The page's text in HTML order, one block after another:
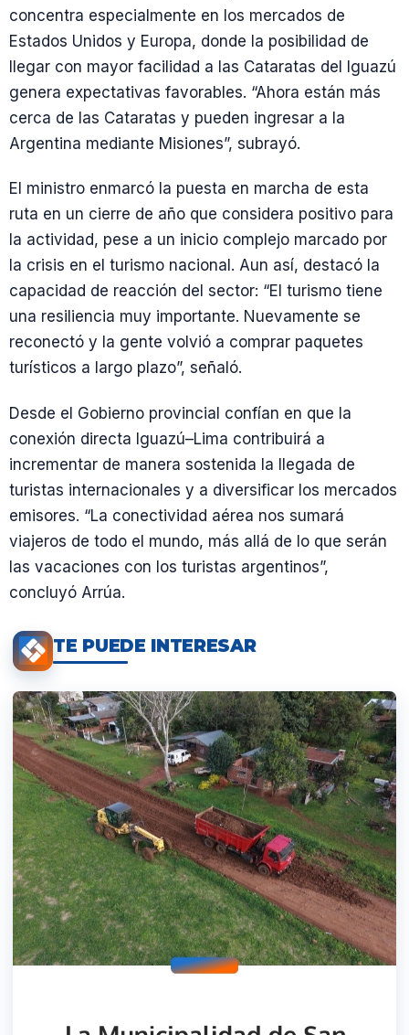
concentra especialmente en los mercados de
Estados Unidos y Europa, donde la posibilidad de
llegar con mayor facilidad a las Cataratas del Iguazú
genera expectativas favorables. “Ahora están más
cerca de las Cataratas y pueden ingresar a la
Argentina mediante Misiones”, subrayó.
El ministro enmarcó la puesta en marcha de esta
ruta en un cierre de año que considera positivo para
la actividad, pese a un inicio complejo marcado por
la crisis en el turismo nacional. Aun así, destacó la
capacidad de reacción del sector: “El turismo tiene
una resiliencia muy importante. Nuevamente se
reconectó y la gente volvió a comprar paquetes
turísticos a largo plazo”, señaló.
Desde el Gobierno provincial confían en que la
conexión directa Iguazú–Lima contribuirá a
incrementar de manera sostenida la llegada de
turistas internacionales y a diversificar los mercados
emisores. “La conectividad aérea nos sumará
viajeros de todo el mundo, más allá de lo que serán
las vacaciones con los turistas argentinos”,
concluyó Arrúa.
TE PUEDE INTERESAR